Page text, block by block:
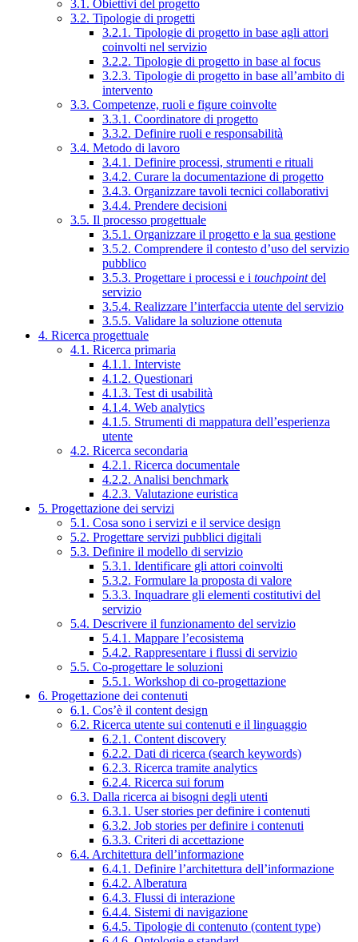
3.1. Obiettivi del progetto
3.2. Tipologie di progetti
3.2.1. Tipologie di progetto in base agli attori
coinvolti nel servizio
3.2.2. Tipologie di progetto in base al focus
3.2.3. Tipologie di progetto in base all’ambito di
intervento
3.3. Competenze, ruoli e figure coinvolte
3.3.1. Coordinatore di progetto
3.3.2. Definire ruoli e responsabilità
3.4. Metodo di lavoro
3.4.1. Definire processi, strumenti e rituali
3.4.2. Curare la documentazione di progetto
3.4.3. Organizzare tavoli tecnici collaborativi
3.4.4. Prendere decisioni
3.5. Il processo progettuale
3.5.1. Organizzare il progetto e la sua gestione
3.5.2. Comprendere il contesto d’uso del servizio
pubblico
3.5.3. Progettare i processi e i touchpointdel
servizio
3.5.4. Realizzare l’interfaccia utente del servizio
3.5.5. Validare la soluzione ottenuta
4. Ricerca progettuale
4.1. Ricerca primaria
4.1.1. Interviste
4.1.2. Questionari
4.1.3. Test di usabilità
4.1.4. Web analytics
4.1.5. Strumenti di mappatura dell’esperienza
utente
4.2. Ricerca secondaria
4.2.1. Ricerca documentale
4.2.2. Analisi benchmark
4.2.3. Valutazione euristica
5. Progettazione dei servizi
5.1. Cosa sono i servizi e il service design
5.2. Progettare servizi pubblici digitali
5.3. Definire il modello di servizio
5.3.1. Identificare gli attori coinvolti
5.3.2. Formulare la proposta di valore
5.3.3. Inquadrare gli elementi costitutivi del
servizio
5.4. Descrivere il funzionamento del servizio
5.4.1. Mappare l’ecosistema
5.4.2. Rappresentare i flussi di servizio
5.5. Co-progettare le soluzioni
5.5.1. Workshop di co-progettazione
6. Progettazione dei contenuti
6.1. Cos’è il content design
6.2. Ricerca utente sui contenuti e il linguaggio
6.2.1. Content discovery
6.2.2. Dati di ricerca (search keywords)
6.2.3. Ricerca tramite analytics
6.2.4. Ricerca sui forum
6.3. Dalla ricerca ai bisogni degli utenti
6.3.1. User stories per definire i contenuti
6.3.2. Job stories per definire i contenuti
6.3.3. Criteri di accettazione
6.4. Architettura dell’informazione
6.4.1. Definire l’architettura dell’informazione
6.4.2. Alberatura
6.4.3. Flussi di interazione
6.4.4. Sistemi di navigazione
6.4.5. Tipologie di contenuto (content type)